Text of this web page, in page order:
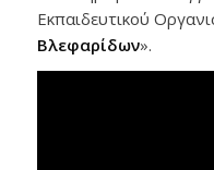
Εκπαιδευτικού
Βλεφαρίδων».